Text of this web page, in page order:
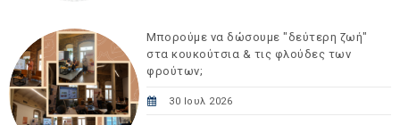
Μπορούμε να δώσουμε "δεύτερη ζωή"
στα κουκούτσια & τις φλούδες των
φρούτων;
30 Ιουλ 2026